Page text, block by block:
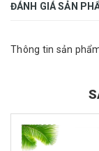
ĐÁNH GIÁ SẢN
Thông tin sản